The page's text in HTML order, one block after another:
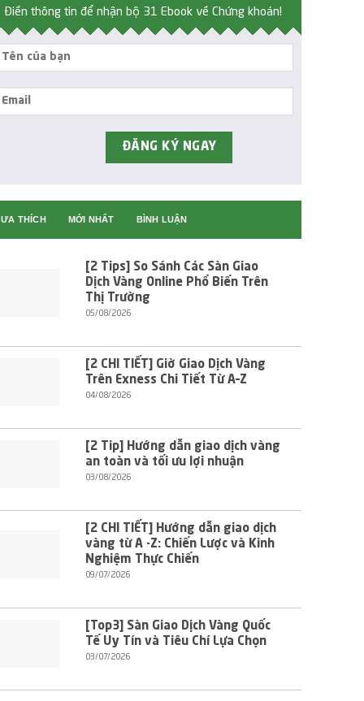
Điền thông tin để nhận bộ 31 Ebook về Chứng khoán!
ƯA THÍCH MỚI NHẤT BÌNH LUẬN
[2 Tips] So Sánh Các Sàn Giao
Dịch Vàng Online Phổ Biến Trên
Thị Trường
05/08/2026
[2 CHI TIẾT] Giờ Giao Dịch Vàng
Trên Exness Chi Tiết Từ A–Z
04/08/2026
[2 Tip] Hướng dẫn giao dịch vàng
an toàn và tối ưu lợi nhuận
03/08/2026
[2 CHI TIẾT] Hướng dẫn giao dịch
vàng từ A -Z: Chiến Lược và Kinh
Nghiệm Thực Chiến
09/07/2026
[Top3] Sàn Giao Dịch Vàng Quốc
Tế Uy Tín và Tiêu Chí Lựa Chọn
03/07/2026